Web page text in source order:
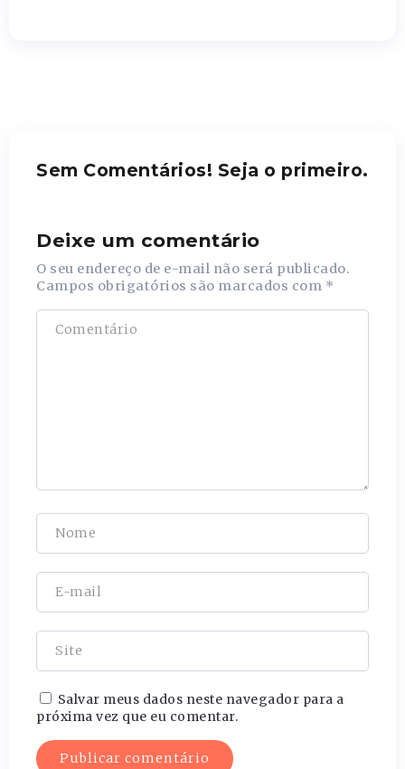
Sem Comentários! Seja o primeiro.
Deixe um comentário
O seu endereço de e-mail não será publicado.
Campos obrigatórios são marcados com *
Salvar meus dados neste navegador para a
próxima vez que eu comentar.